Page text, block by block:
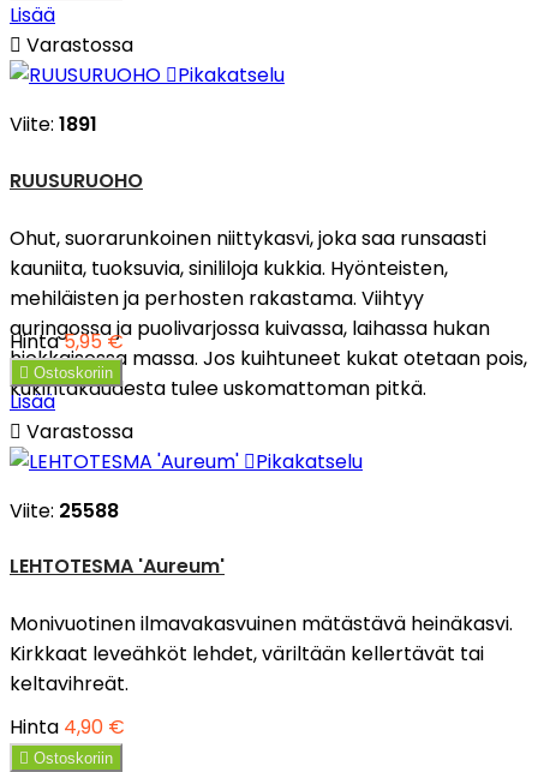
Lisää
 Varastossa
Pikakatselu
Viite: 1891
RUUSURUOHO
Ohut, suorarunkoinen niittykasvi, joka saa runsaasti
kauniita, tuoksuvia, sinililoja kukkia. Hyönteisten,
mehiläisten ja perhosten rakastama. Viihtyy
auringossa ja puolivarjossa kuivassa, laihassa hukan
hiekkaisessa massa. Jos kuihtuneet kukat otetaan pois,
kukintakaudesta tulee uskomattoman pitkä.
Hinta5,95 €
 Ostoskoriin
Lisää
 Varastossa
Pikakatselu
Viite: 25588
LEHTOTESMA 'Aureum'
Monivuotinen ilmavakasvuinen mätästävä heinäkasvi.
Kirkkaat leveähköt lehdet, väriltään kellertävät tai
keltavihreät.
Hinta 4,90 €
 Ostoskoriin